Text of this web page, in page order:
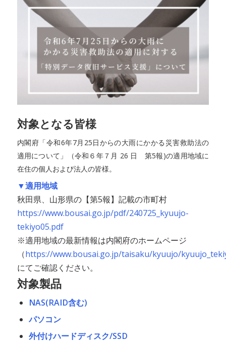
対象となる皆様
内閣府「令和6年7月25日からの大雨にかかる災害救助法の
適用について」（令和６年７月 26 日 第5報)の適用地域に
在住の個人および法人の皆様。
▼適用地域
秋田県、山形県の【第5報】記載の市町村
https://www.bousai.go.jp/pdf/240725_kyuujo-
tekiyo05.pdf
※適用地域の最新情報は内閣府のホームページ
（https://www.bousai.go.jp/taisaku/kyuujo/
にてご確認ください。
対象製品
NAS(RAID含む)
パソコン
外付けハードディスク/SSD